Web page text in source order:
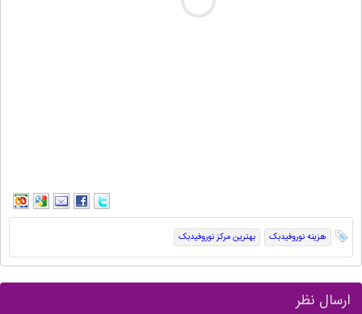
هزینه نوروفیدبک بهترین مرکز نوروفیدبک
ارسال نظر